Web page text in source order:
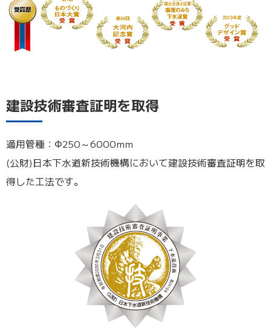
建設技術審査証明を取得
適用管種：Φ250～6000mm
(公財)日本下水道新技術機構において建設技術審査証明を取
得した工法です。